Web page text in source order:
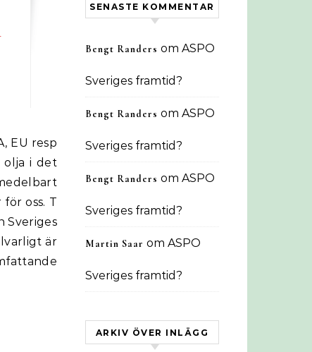
olja i det
oss. T
Sveriges
är
SENASTE KOMMENTAR
Bengt Randers om ASPO
Sveriges framtid?
Bengt Randers om ASPO
Sveriges framtid?
Bengt Randers om ASPO
Sveriges framtid?
Martin Saar om ASPO
Sveriges framtid?
ARKIV ÖVER INLÄGG